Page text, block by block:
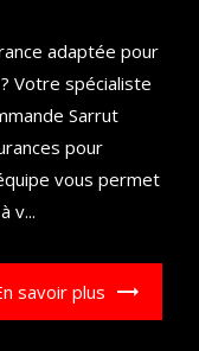
adaptée pour
Votre spécialiste
Sarrut
pour
vous permet
v...
savoir plus